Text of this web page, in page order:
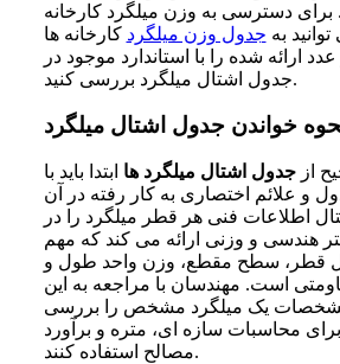
برای دسترسی به وزن میلگرد کارخانه
به جدول وزن میلگرد کارخانه‌ ها
ارائه شده را با استاندارد موجود در
جدول اشتال میلگرد بررسی کنید.
خواندن جدول اشتال میلگرد
ازجدول اشتال میلگرد ها ابتدا باید با
و علائم اختصاری به کار رفته در آن
اطلاعات فنی هر قطر میلگرد را در
هندسی و وزنی ارائه می کند که مهم
قطر، سطح مقطع، وزن واحد طول و
است. مهندسان با مراجعه به این
یک میلگرد مشخص را بررسی
محاسبات سازه ای، متره و برآورد
مصالح استفاده کنند.